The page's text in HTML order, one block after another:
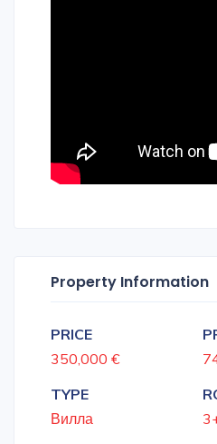
Property Information
PRICE
350,000 €
TYPE
Вилла